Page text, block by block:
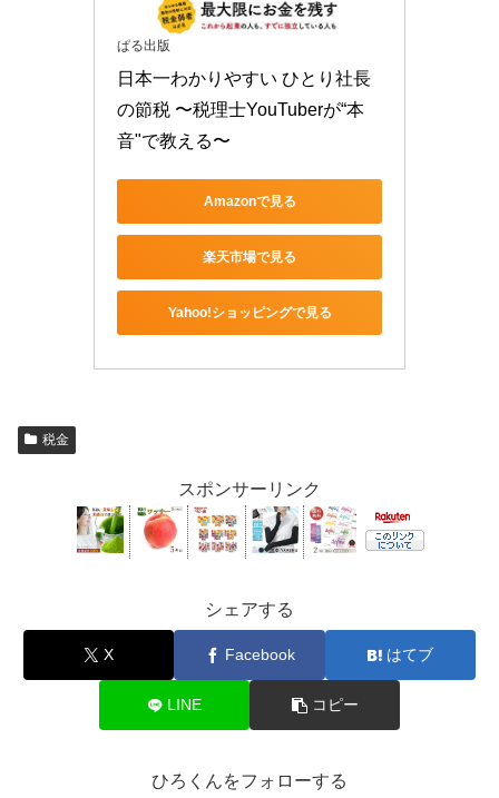
ぱる出版
日本一わかりやすい ひとり社長
の節税 〜税理士YouTuberが“本
音"で教える〜
Amazonで見る
楽天市場で見る
Yahoo!ショッピングで見る
税金
スポンサーリンク
シェアする
X Facebook はてブ
LINE コピー
ひろくんをフォローする